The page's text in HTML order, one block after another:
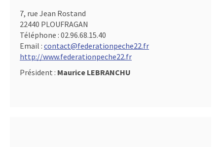
7, rue Jean Rostand
22440 PLOUFRAGAN
Téléphone : 02.96.68.15.40
Email : contact@federationpeche22.fr
http://www.federationpeche22.fr
Président : Maurice LEBRANCHU